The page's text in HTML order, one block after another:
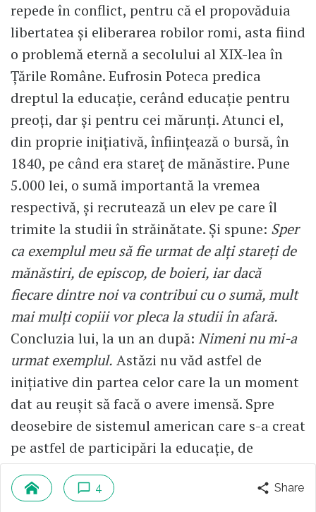
repede în conflict, pentru că el propovăduia
libertatea și eliberarea robilor romi, asta fiind
o problemă eternă a secolului al XIX-lea în
Țările Române. Eufrosin Poteca predica
dreptul la educație, cerând educație pentru
preoți, dar și pentru cei mărunți. Atunci el,
din proprie inițiativă, înființează o bursă, în
1840, pe când era stareț de mănăstire. Pune
5.000 lei, o sumă importantă la vremea
respectivă, și recrutează un elev pe care îl
trimite la studii în străinătate. Și spune: Sper
ca exemplul meu să fie urmat de alți stareți de
mănăstiri, de episcop, de boieri, iar dacă
fiecare dintre noi va contribui cu o sumă, mult
mai mulți copiii vor pleca la studii în afară.
Concluzia lui, la un an după: Nimeni nu mi-a
urmat exemplul. Astăzi nu văd astfel de
inițiative din partea celor care la un moment
dat au reușit să facă o avere imensă. Spre
deosebire de sistemul american care s-a creat
pe astfel de participări la educație, de
investiții ȋn sistemul educativ.
Ați menționat mai devreme că erau mulți
4 Share